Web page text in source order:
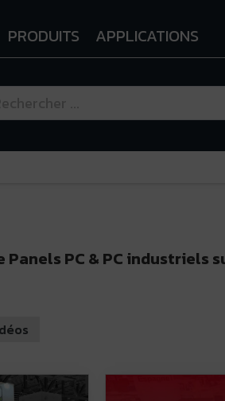
PRODUITS APPLICATIONS
PC & PC industriels